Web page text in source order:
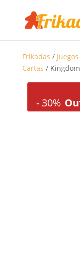
Frikadas /
Cartas /
-30%